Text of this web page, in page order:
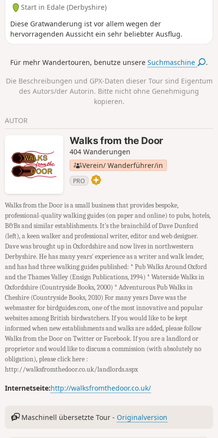
Start in Edale (Derbyshire)
Diese Gratwanderung ist vor allem wegen der
hervorragenden Aussicht ein sehr beliebter Ausflug.
Für mehr Wandertouren, benutze unsereSuchmaschine .
Die Beschreibungen und GPX-Daten dieser Tour sind Eigentum
des Autors/der Autorin. Bitte nicht ohne Genehmigung
kopieren.
AUTOR
Walks from the Door
404 Wanderungen
Verein/ Wanderführer/in
PRO
Walks from the Door is a small business that provides bespoke,
professional-quality walking guides (on paper and online) to pubs, hotels,
B&Bs and similar establishments. It's the brainchild of Dave Dunford
(left), a keen walker and professional writer, editor and web designer.
Dave was brought up in Oxfordshire and now lives in northwestern
Derbyshire. He has many years' experience as a writer and walk leader,
and has had three walking guides published: * Pub Walks Around Oxford
and the Thames Valley (Ensign Publications, 1994) * Waterside Walks in
Oxfordshire (Countryside Books, 2000) * Adventurous Pub Walks in
Cheshire (Countryside Books, 2010) For many years Dave was the
webmaster for birdguides.com, one of the most innovative and popular
websites among British birdwatchers. If you would like to be kept
informed when new establishments and walks are added, please follow
Walks from the Door on Twitter or Facebook. If you are a landlord or
proprietor and would like to discuss a commission (with absolutely no
obligation), please click here :
http://walksfromthedoor.co.uk/landlords.aspx
Internetseite:http://walksfromthedoor.co.uk/
Maschinell übersetzte Tour - Originalversion